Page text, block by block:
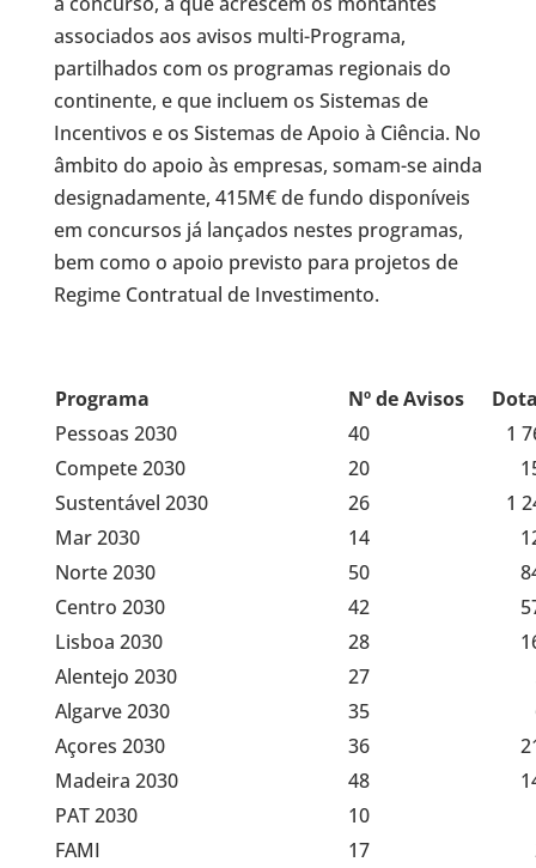
associados aos avisos multi-Programa,
partilhados com os programas regionais do
continente, e que incluem os Sistemas de
Incentivos e os Sistemas de Apoio à Ciência. No
âmbito do apoio às empresas, somam-se ainda
designadamente, 415M€ de fundo disponíveis
em concursos já lançados nestes programas,
bem como o apoio previsto para projetos de
Regime Contratual de Investimento.
Programa Nº de Avisos
Pessoas 2030
40
1
Compete 2030
20
156
Sustentável 2030
26
1
Mar 2030
14
125
Norte 2030
50
842
Centro 2030
42
572
Lisboa 2030
28
160
Alentejo 2030
27
Algarve 2030
35
62
Açores 2030
36
218
Madeira 2030
48
149
PAT 2030
10
FAMI
17
29